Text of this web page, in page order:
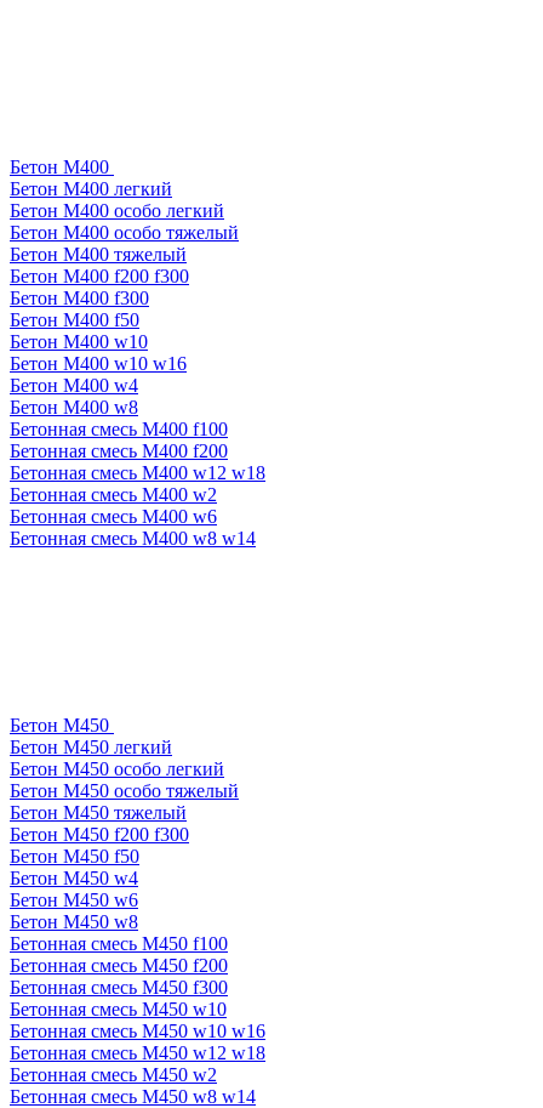
Бетон М400
Бетон М400 легкий
Бетон М400 особо легкий
Бетон М400 особо тяжелый
Бетон М400 тяжелый
Бетон М400 f200 f300
Бетон М400 f300
Бетон М400 f50
Бетон М400 w10
Бетон М400 w10 w16
Бетон М400 w4
Бетон М400 w8
Бетонная смесь М400 f100
Бетонная смесь М400 f200
Бетонная смесь М400 w12 w18
Бетонная смесь М400 w2
Бетонная смесь М400 w6
Бетонная смесь М400 w8 w14
Бетон М450
Бетон М450 легкий
Бетон М450 особо легкий
Бетон М450 особо тяжелый
Бетон М450 тяжелый
Бетон М450 f200 f300
Бетон М450 f50
Бетон М450 w4
Бетон М450 w6
Бетон М450 w8
Бетонная смесь М450 f100
Бетонная смесь М450 f200
Бетонная смесь М450 f300
Бетонная смесь М450 w10
Бетонная смесь М450 w10 w16
Бетонная смесь М450 w12 w18
Бетонная смесь М450 w2
Бетонная смесь М450 w8 w14